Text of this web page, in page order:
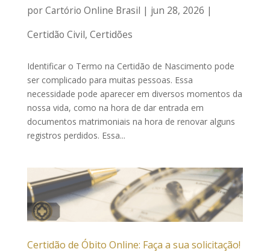
porCartório Online Brasil | jun 28, 2026 |
Certidão Civil, Certidões
Identificar o Termo na Certidão de Nascimento pode
ser complicado para muitas pessoas. Essa
necessidade pode aparecer em diversos momentos da
nossa vida, como na hora de dar entrada em
documentos matrimoniais na hora de renovar alguns
registros perdidos. Essa...
Certidão de Óbito Online: Faça a sua solicitação!